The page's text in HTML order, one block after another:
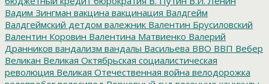
Вадим Зингман вакцина вакцинация Валдгейм
Валдгеймский детдом валежник Валентин Брусиловский
Валентин Коровин Валентина Матвиенко Валерий
Дранников вандализм вандалы Васильева ВВО ВВП Вебер
Великан Великая Октябрьская социалистическая
революция Великая Отечественная война велодорожка